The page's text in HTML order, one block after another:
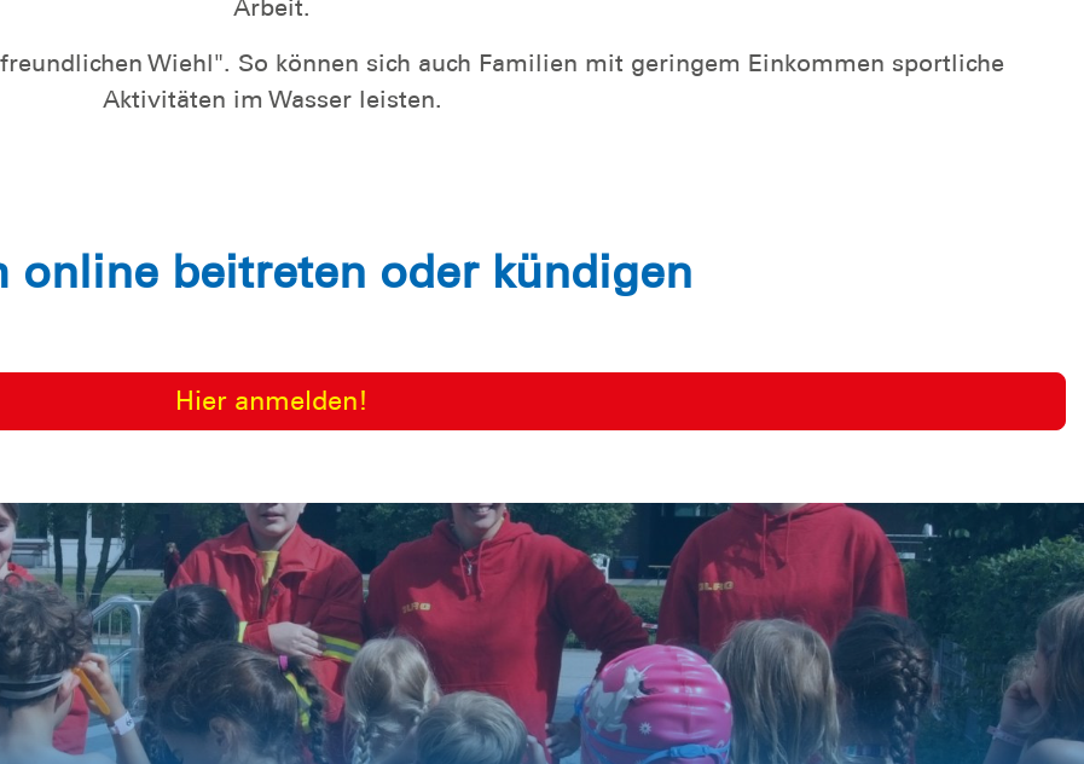
Arbeit.
Wiehl". So können sich auch Familien mit geringem Einkommen sportliche
Aktivitäten im Wasser leisten.
online beitreten oder kündigen
Hier anmelden!